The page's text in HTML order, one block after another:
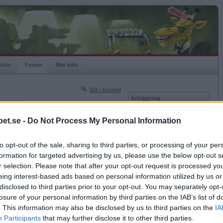
- Do Not Process My Personal Information
opt-out of the sale, sharing to third parties, or processing of your
for targeted advertising by us, please use the below opt-out
selection. Please note that after your opt-out request is processed
interest-based ads based on personal information utilized by us
to third parties prior to your opt-out. You may separately
of your personal information by third parties on the IAB’s list of
This information may also be disclosed by us to third parties on the
Participants that may further disclose it to other third parties.
Forum Min sida
Sök i forumet
Nästa sida »
2022-02-04 07:50
mysbyxor?
Inloggning
Kom ihåg mig
Glömt ditt lösenord?
Få ny aktiveringslänk
Betapet är gratis!